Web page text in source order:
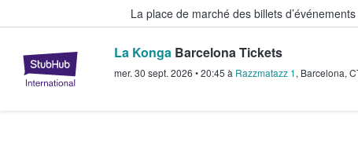
La place de marché des billets
StubHub - Où les fans achètent
La Konga Barcelona Tickets
mer. 30 sept. 2026 •20:45 à Razzmatazz 1, Barcelona,